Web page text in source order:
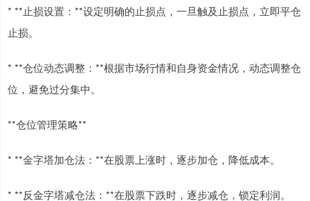
* **止损设置：**设定明确的止损点，一旦触及止损点，立即平仓
止损。
* **仓位动态调整：**根据市场行情和自身资金情况，动态调整仓
位，避免过分集中。
**仓位管理策略**
* **金字塔加仓法：**在股票上涨时，逐步加仓，降低成本。
* **反金字塔减仓法：**在股票下跌时，逐步减仓，锁定利润。